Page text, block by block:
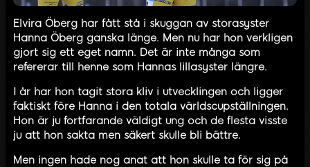
Elvira Öberg har fått stå i skuggan av storasyster
Hanna Öberg ganska länge. Men nu har hon verkligen
gjort sig ett eget namn. Det är inte många som
refererar till henne som Hannas lillasyster längre.
I år har hon tagit stora kliv i utvecklingen och ligger
faktiskt före Hanna i den totala världscupställningen.
Hon är ju fortfarande väldigt ung och de flesta visste
ju att hon sakta men säkert skulle bli bättre.
Men ingen hade nog anat att hon skulle ta för sig på